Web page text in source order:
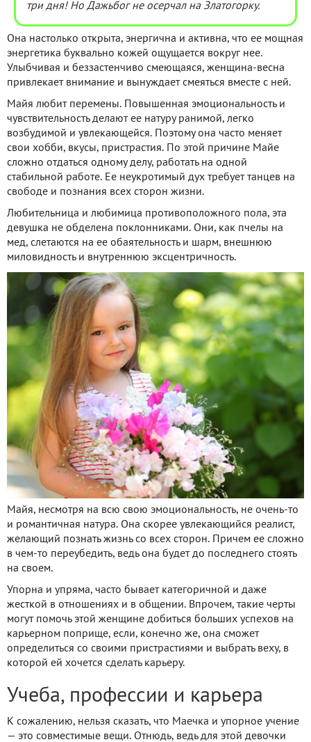
три дня! Но Дажьбог не осерчал на Златогорку.
Она настолько открыта, энергична и активна, что ее мощная
энергетика буквально кожей ощущается вокруг нее.
Улыбчивая и беззастенчиво смеющаяся, женщина-весна
привлекает внимание и вынуждает смеяться вместе с ней.
Майя любит перемены. Повышенная эмоциональность и
чувствительность делают ее натуру ранимой, легко
возбудимой и увлекающейся. Поэтому она часто меняет
свои хобби, вкусы, пристрастия. По этой причине Майе
сложно отдаться одному делу, работать на одной
стабильной работе. Ее неукротимый дух требует танцев на
свободе и познания всех сторон жизни.
Любительница и любимица противоположного пола, эта
девушка не обделена поклонниками. Они, как пчелы на
мед, слетаются на ее обаятельность и шарм, внешнюю
миловидность и внутреннюю эксцентричность.
Майя, несмотря на всю свою эмоциональность, не очень-то
и романтичная натура. Она скорее увлекающийся реалист,
желающий познать жизнь со всех сторон. Причем ее сложно
в чем-то переубедить, ведь она будет до последнего стоять
на своем.
Упорна и упряма, часто бывает категоричной и даже
жесткой в отношениях и в общении. Впрочем, такие черты
могут помочь этой женщине добиться больших успехов на
карьерном поприще, если, конечно же, она сможет
определиться со своими пристрастиями и выбрать веху, в
которой ей хочется сделать карьеру.
Учеба, профессии и карьера
К сожалению, нельзя сказать, что Маечка и упорное учение
— это совместимые вещи. Отнюдь, ведь для этой девочки